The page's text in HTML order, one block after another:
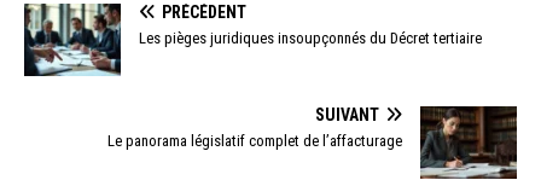
PRÉCÉDENT
Les pièges juridiques insoupçonnés du Décret tertiaire
SUIVANT
Le panorama législatif complet de l’affacturage